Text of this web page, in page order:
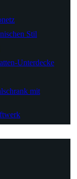
Stil
Unterdecke
mit